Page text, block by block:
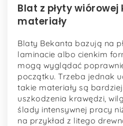
Blat z płyty
materiały
Blaty Bekanta bazują na
laminacie albo cienkim
mogą wyglądać
początku. Trzeba jednak
takie materiały są
uszkodzenia krawędzi,
ślady intensywnej pracy
na przykład z litego